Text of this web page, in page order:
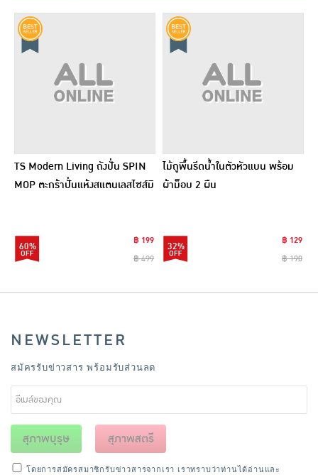
TS Modern Living ถังปั่น SPIN
MOP ตะกร้าปั่นแห้งสแตนเลสไซส์มิ
60%
฿ 199
฿ 499
ไม้ถูพื้นรีดน้ำในตัวหัวแบน พร้อม
ผ้าม็อบ 2 ผืน
32%
฿ 129
฿ 190
NEWSLETTER
สมัครรับข่าวสาร พร้อมรับส่วนลด
สุภาพบุรุษ สุภาพสตรี
โดยการสมัครสมาชิกรับข่าวสารจากเรา เราทราบว่าท่านได้อ่านและ